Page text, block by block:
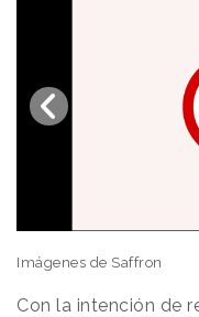
Imágenes de Saffron
Con la intención de